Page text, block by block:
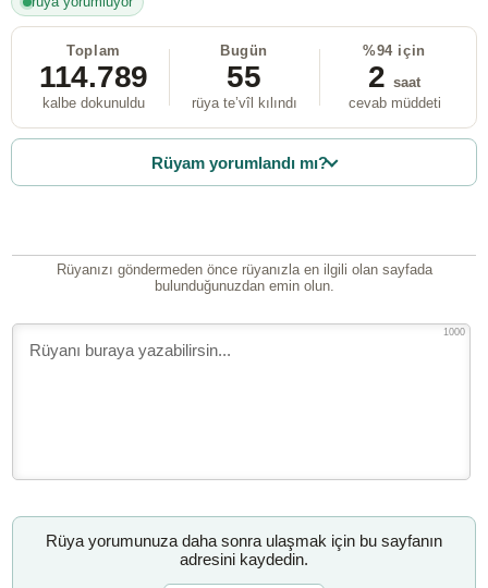
Toplam
114.789
kalbe dokunuldu
Bugün
55
rüya te’vîl kılındı
%94 için
2 saat
cevab müddeti
Rüyam yorumlandı mı?
Rüyanızı göndermeden önce rüyanızla en ilgili olan sayfada
bulunduğunuzdan emin olun.
1000
Rüya yorumunuza daha sonra ulaşmak için bu sayfanın
adresini kaydedin.